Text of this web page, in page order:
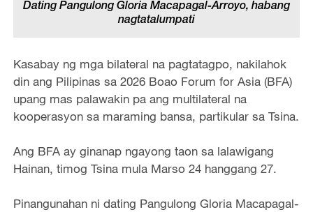
Dating Pangulong Gloria Macapagal-Arroyo, habang
nagtatalumpati
Kasabay ng mga bilateral na pagtatagpo, nakilahok
din ang Pilipinas sa 2026 Boao Forum for Asia (BFA)
upang mas palawakin pa ang multilateral na
kooperasyon sa maraming bansa, partikular sa Tsina.
Ang BFA ay ginanap ngayong taon sa lalawigang
Hainan, timog Tsina mula Marso 24 hanggang 27.
Pinangunahan ni dating Pangulong Gloria Macapagal-